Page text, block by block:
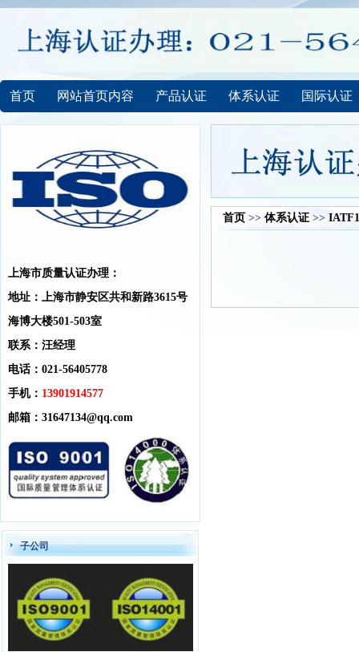
首页 网站首页内容 产品认证 体系认证 国际认证
上海市质量认证办理：
地址：上海市静安区共和新路3615号
海博大楼501-503室
联系：汪经理
电话：021-56405778
手机： 13901914577
邮箱： 31647134@qq.com
子公司
首页 >> 体系认证 >>